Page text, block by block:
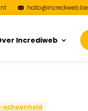
hallo@incrediweb.be
Incrediweb
schoonheid